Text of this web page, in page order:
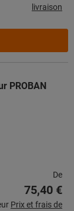
livraison
PROBAN
De
75,40 €
Prix et frais de